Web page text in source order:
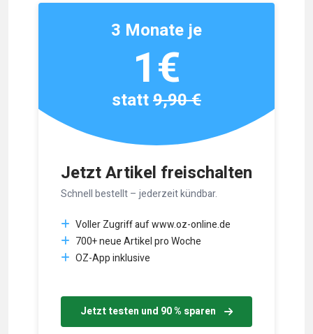
Jetzt Artikel freischalten
Schnell bestellt – jederzeit kündbar.
Voller Zugriff auf www.oz-online.de
700+ neue Artikel pro Woche
OZ-App inklusive
Jetzt testen und 90 % sparen
3 Monate je
1€
statt9,90 €